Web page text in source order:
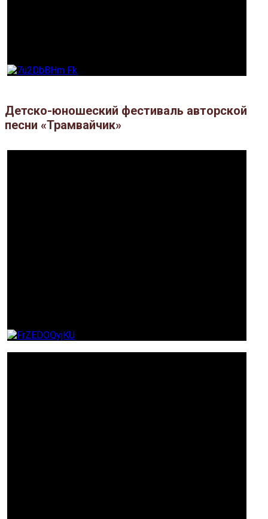
Детско-юношеский фестиваль авторской
песни «Трамвайчик»